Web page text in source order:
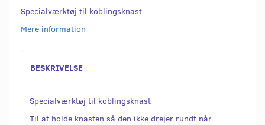
Specialværktøj til koblingsknast
Mere information
BESKRIVELSE
Specialværktøj til koblingsknast
Til at holde knasten så den ikke drejer rundt når